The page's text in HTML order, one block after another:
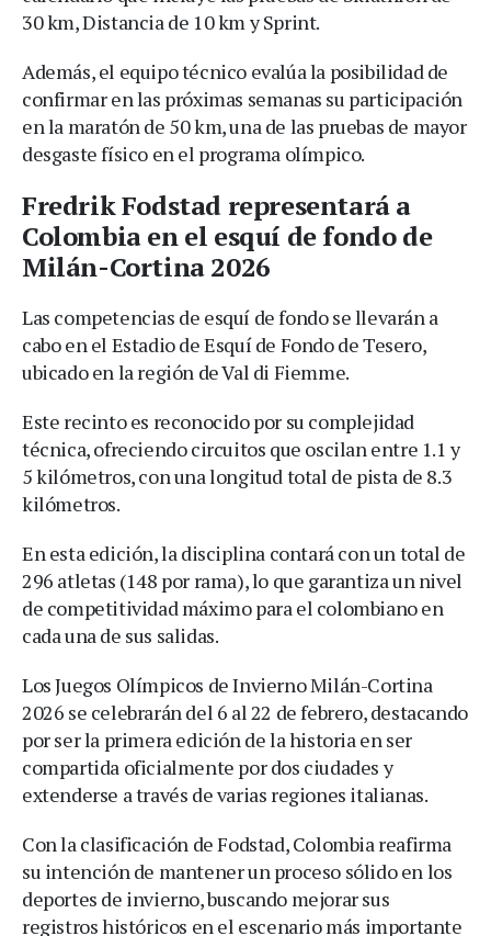
30 km, Distancia de 10 km y Sprint.
Además, el equipo técnico evalúa la posibilidad de
confirmar en las próximas semanas su participación
en la maratón de 50 km, una de las pruebas de mayor
desgaste físico en el programa olímpico.
Fredrik Fodstad representará a
Colombia en el esquí de fondo de
Milán-Cortina 2026
Las competencias de esquí de fondo se llevarán a
cabo en el Estadio de Esquí de Fondo de Tesero,
ubicado en la región de Val di Fiemme.
Este recinto es reconocido por su complejidad
técnica, ofreciendo circuitos que oscilan entre 1.1 y
5 kilómetros, con una longitud total de pista de 8.3
kilómetros.
En esta edición, la disciplina contará con un total de
296 atletas (148 por rama), lo que garantiza un nivel
de competitividad máximo para el colombiano en
cada una de sus salidas.
Los Juegos Olímpicos de Invierno Milán-Cortina
2026 se celebrarán del 6 al 22 de febrero, destacando
por ser la primera edición de la historia en ser
compartida oficialmente por dos ciudades y
extenderse a través de varias regiones italianas.
Con la clasificación de Fodstad, Colombia reafirma
su intención de mantener un proceso sólido en los
deportes de invierno, buscando mejorar sus
registros históricos en el escenario más importante